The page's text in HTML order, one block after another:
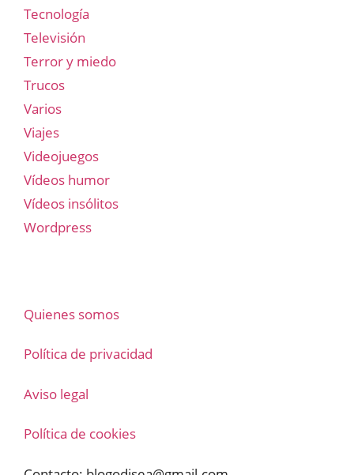
Tecnología
Televisión
Terror y miedo
Trucos
Varios
Viajes
Videojuegos
Vídeos humor
Vídeos insólitos
Wordpress
Quienes somos
Política de privacidad
Aviso legal
Política de cookies